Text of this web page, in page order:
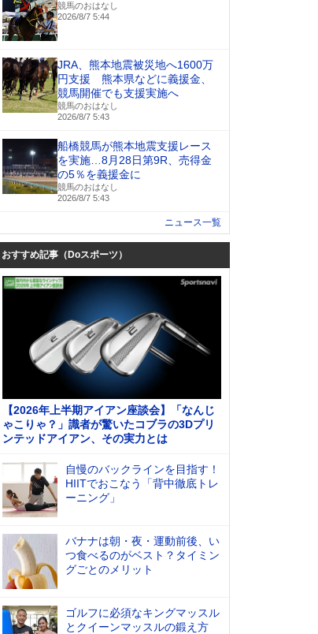
競馬のおはなし
2026/8/7 5:44
JRA、熊本地震被災地へ1600万
円支援 熊本県などに義援金、
競馬開催でも支援実施へ
競馬のおはなし
2026/8/7 5:43
船橋競馬が熊本地震支援レース
を実施…8月28日第9R、売得金
の5％を義援金に
競馬のおはなし
2026/8/7 5:43
ニュース一覧
おすすめ記事（Doスポーツ）
【2026年上半期アイアン座談会】「なんじ
ゃこりゃ？」識者が驚いたコブラの3Dプリ
ンテッドアイアン、その実力とは
自慢のバックラインを目指す！
HIITでおこなう「背中徹底トレ
ーニング」
バナナは朝・夜・運動前後、い
つ食べるのがベスト？タイミン
グごとのメリット
ゴルフに必須なキングマッスル
とクイーンマッスルの鍛え方